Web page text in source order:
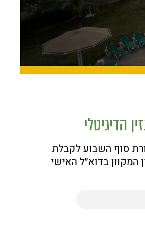
הדיגיטלי
סוף השבוע לקבלת
המקוון בדוא״ל האישי